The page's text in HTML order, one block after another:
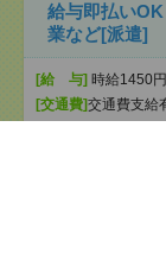
給与即払い
業など[派遣]
[給 与] 時給1450円
[交通費]交通費支給